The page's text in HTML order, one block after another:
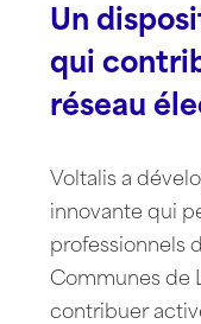
Un
qui
réseau
Voltalis a
innovante qui
professionnels
Communes de
contribuer